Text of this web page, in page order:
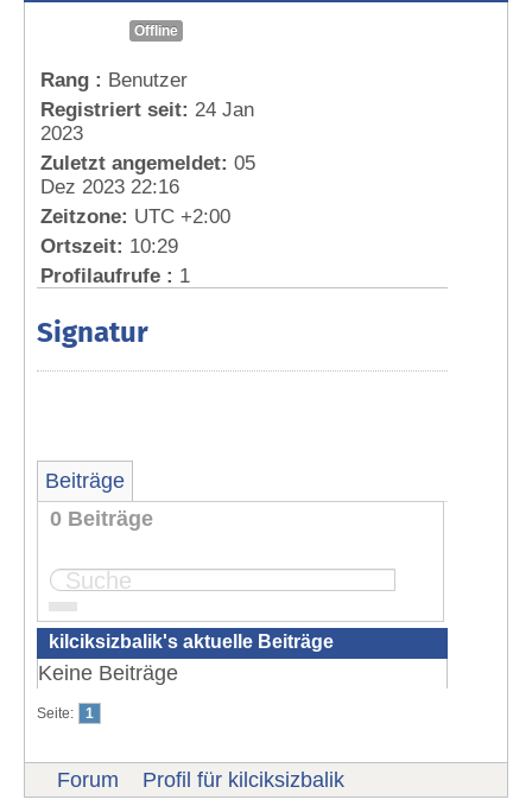
Offline
Rang : Benutzer
Registriert seit: 24 Jan
2023
Zuletzt angemeldet: 05
Dez 2023 22:16
Zeitzone: UTC +2:00
Ortszeit: 10:29
Profilaufrufe : 1
Signatur
Beiträge
0 Beiträge
Seite:
kilciksizbalik's aktuelle Beiträge
Keine Beiträge
Seite: 1
Forum Profil für kilciksizbalik